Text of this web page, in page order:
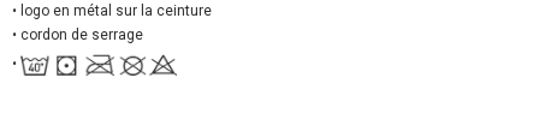
• logo en métal sur la ceinture
• cordon de serrage
•